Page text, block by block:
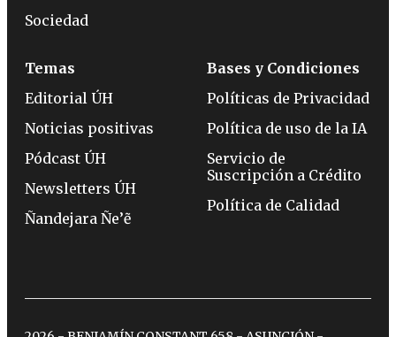
Sociedad
Temas
Editorial ÚH
Noticias positivas
Pódcast ÚH
Newsletters ÚH
Ñandejara Ñe’ẽ
Bases y Condiciones
Políticas de Privacidad
Política de uso de la IA
Servicio de
Suscripción a Crédito
Política de Calidad